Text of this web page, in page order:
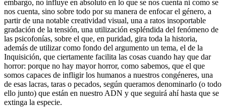
embargo, no influye en absoluto en lo que se nos cuenta ni como se
nos cuenta, sino sobre todo por su manera de enfocar el género, a
partir de una notable creatividad visual, una a ratos insoportable
gradación de la tensión, una utilización espléndida del fenómeno de
las psicofonías, sobre el que, en puridad, gira toda la historia,
además de utilizar como fondo del argumento un tema, el de la
Inquisición, que ciertamente facilita las cosas cuando hay que dar
horror: porque no hay mayor horror, como sabemos, que el que
somos capaces de infligir los humanos a nuestros congéneres, una
de esas lacras, taras o pecados, según queramos denominarlo (o todo
ello junto) que están en nuestro ADN y que seguirá ahí hasta que se
extinga la especie.